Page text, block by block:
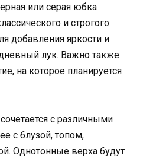
или серая юбка
и строгого
добавления яркости и
лук. Важно также
на которое планируется
с различными
с блузой, топом,
Однотонные верха будут